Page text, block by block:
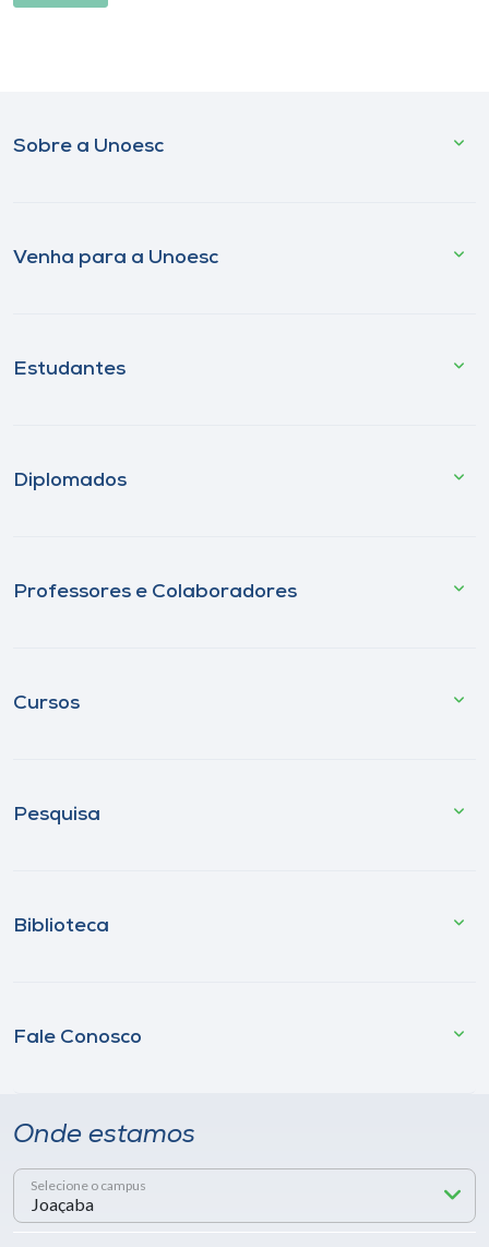
Sobre a Unoesc
Venha para a Unoesc
Estudantes
Diplomados
Professores e Colaboradores
Cursos
Pesquisa
Biblioteca
Fale Conosco
Onde estamos
Selecione o campus